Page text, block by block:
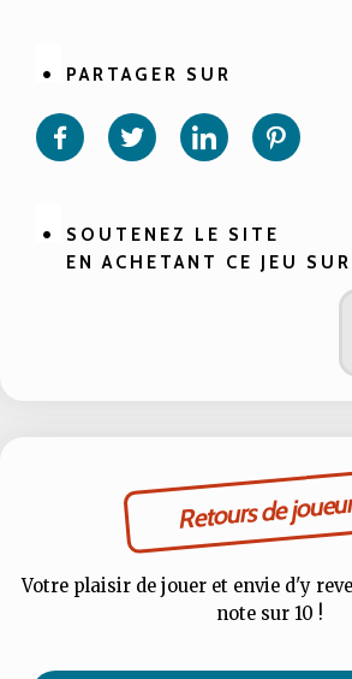
PARTAGER SUR
Partager
sur
Partager
sur sur
SOUTENEZ LE SITE
EN ACHETANT CE JEU SUR
Retours de
Votre plaisir de jouer et envie d'y
note sur 10 !